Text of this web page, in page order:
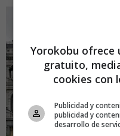
Yorokobu ofrece
gratuito,
cookies con
Publicidad y
publicidad y
desarrollo de